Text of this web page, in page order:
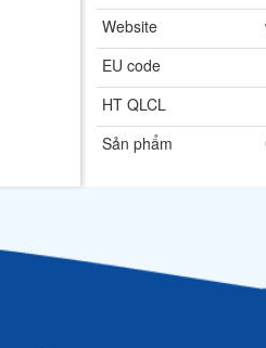
Website
EU code
HT QLCL
Sản phẩm